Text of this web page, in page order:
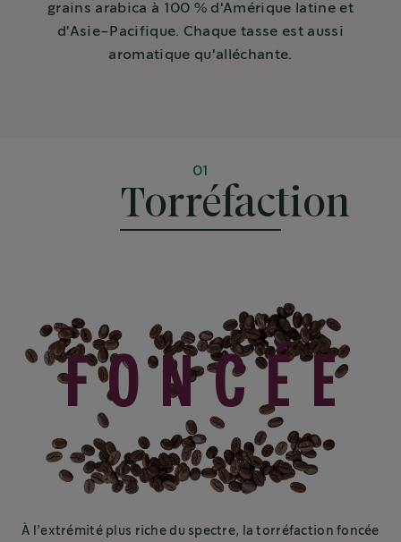
grains arabica à 100 % d'Amérique latine et
d'Asie-Pacifique. Chaque tasse est aussi
aromatique qu'alléchante.
01
Torréfaction
FONCÉE
À l’extrémité plus riche du spectre, la torréfaction foncée